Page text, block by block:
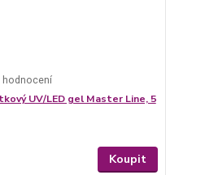
hodnocení
UV/LED gel Master Line, 5
Koupit